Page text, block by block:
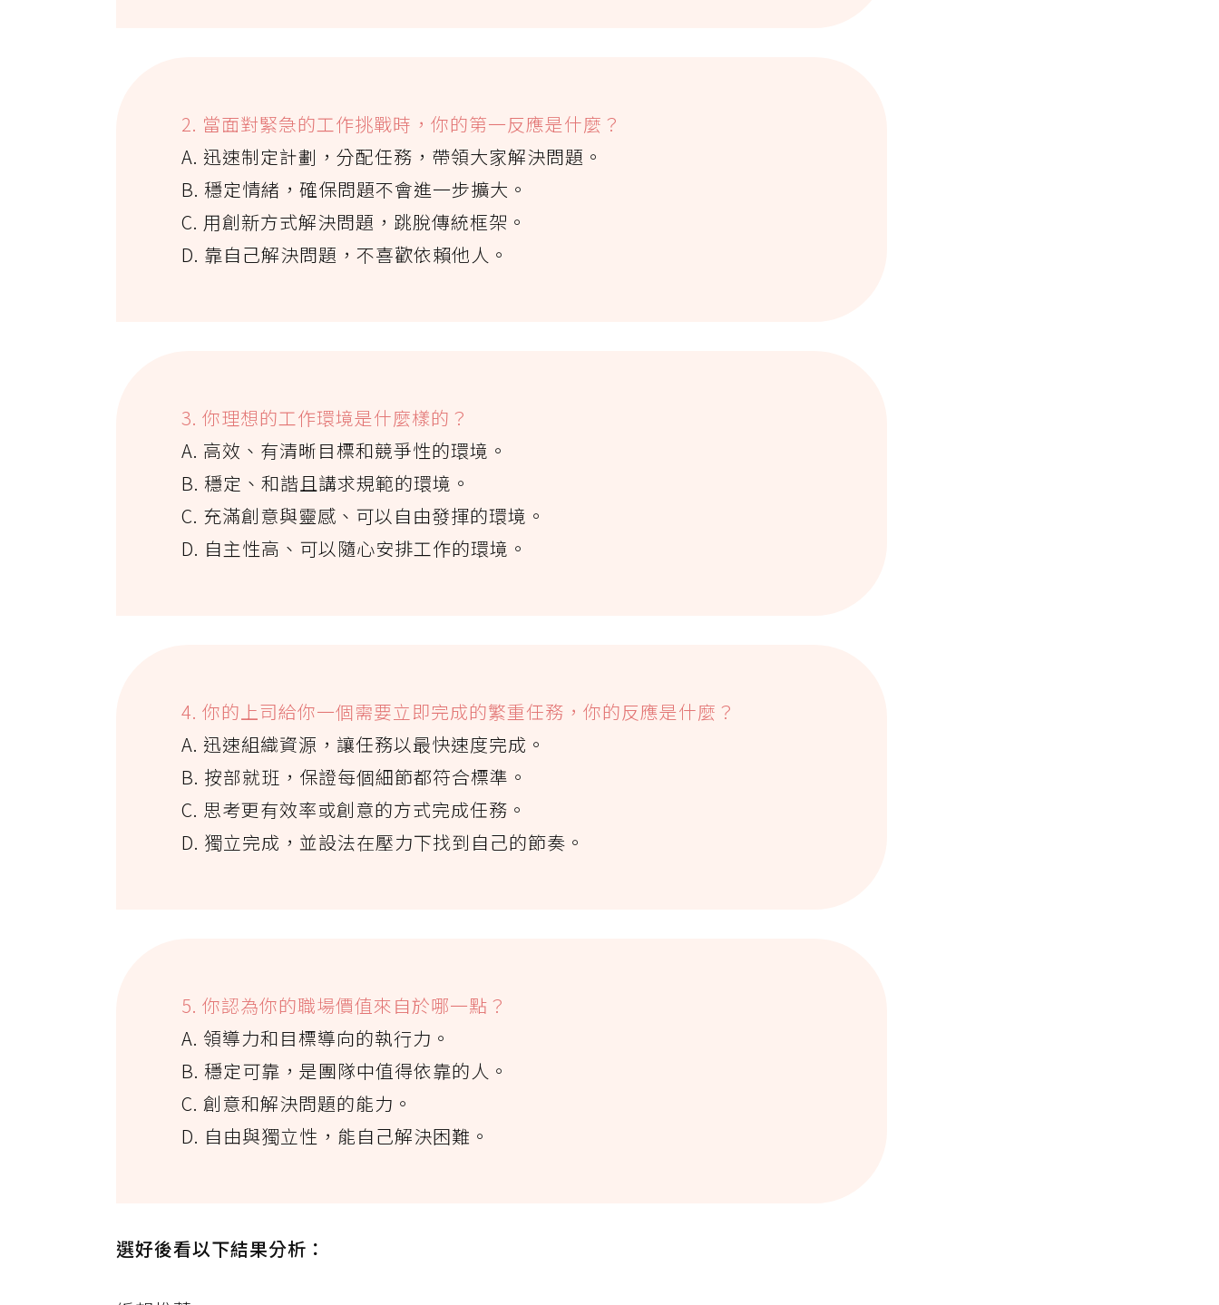
2. 當面對緊急的工作挑戰時，你的第一反應是什麼？
A. 迅速制定計劃，分配任務，帶領大家解決問題。
B. 穩定情緒，確保問題不會進一步擴大。
C. 用創新方式解決問題，跳脫傳統框架。
D. 靠自己解決問題，不喜歡依賴他人。
3. 你理想的工作環境是什麼樣的？
A. 高效、有清晰目標和競爭性的環境。
B. 穩定、和諧且講求規範的環境。
C. 充滿創意與靈感、可以自由發揮的環境。
D. 自主性高、可以隨心安排工作的環境。
4. 你的上司給你一個需要立即完成的繁重任務，你的反應是什麼？
A. 迅速組織資源，讓任務以最快速度完成。
B. 按部就班，保證每個細節都符合標準。
C. 思考更有效率或創意的方式完成任務。
D. 獨立完成，並設法在壓力下找到自己的節奏。
5. 你認為你的職場價值來自於哪一點？
A. 領導力和目標導向的執行力。
B. 穩定可靠，是團隊中值得依靠的人。
C. 創意和解決問題的能力。
D. 自由與獨立性，能自己解決困難。
選好後看以下結果分析：